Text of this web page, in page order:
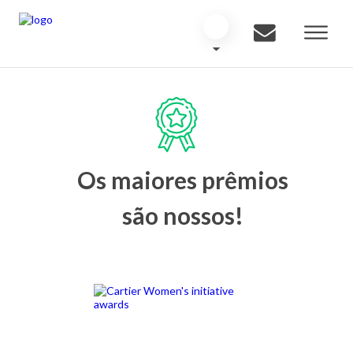
Os maiores prêmios
são nossos!